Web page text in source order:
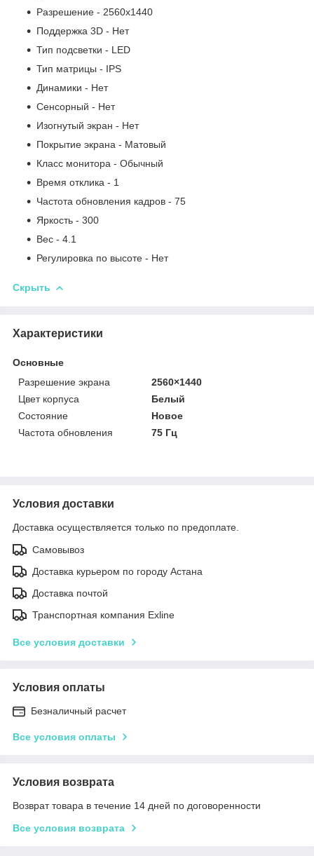
Разрешение - 2560x1440
Поддержка 3D - Нет
Тип подсветки - LED
Тип матрицы - IPS
Динамики - Нет
Сенсорный - Нет
Изогнутый экран - Нет
Покрытие экрана - Матовый
Класс монитора - Обычный
Время отклика - 1
Частота обновления кадров - 75
Яркость - 300
Вес - 4.1
Регулировка по высоте - Нет
Скрыть
Характеристики
Основные
Разрешение экрана
2560×1440
Цвет корпуса
Белый
Состояние
Новое
Частота обновления
75 Гц
Условия доставки
Доставка осуществляется только по предоплате.
Самовывоз
Доставка курьером по городу Астана
Доставка почтой
Транспортная компания Exline
Все условия доставки
Условия оплаты
Безналичный расчет
Все условия оплаты
Условия возврата
Возврат товара в течение 14 дней по договоренности
Все условия возврата